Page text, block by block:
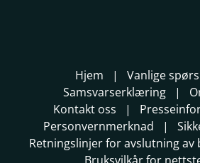
Hjem
Vanlige
Samsvarserklæring
Kontakt oss
Personvernmerknad
Retningslinjer for avslutning
Bruksvilkår for